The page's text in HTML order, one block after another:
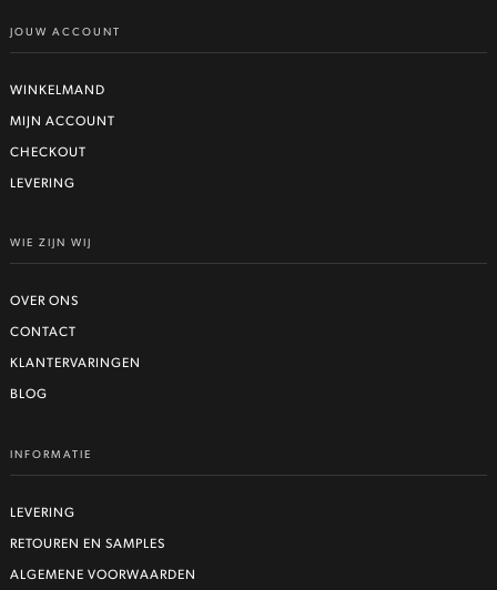
JOUW ACCOUNT
WINKELMAND
MIJN ACCOUNT
CHECKOUT
LEVERING
WIE ZIJN WIJ
OVER ONS
CONTACT
KLANTERVARINGEN
BLOG
INFORMATIE
LEVERING
RETOUREN EN SAMPLES
ALGEMENE VOORWAARDEN